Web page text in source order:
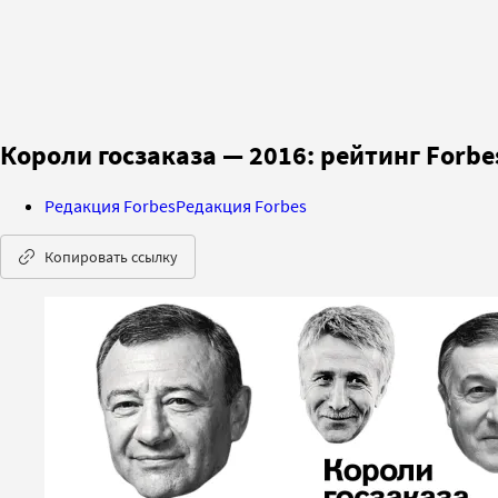
Короли госзаказа — 2016: рейтинг
Редакция ForbesРедакция Forbes
Копировать ссылку